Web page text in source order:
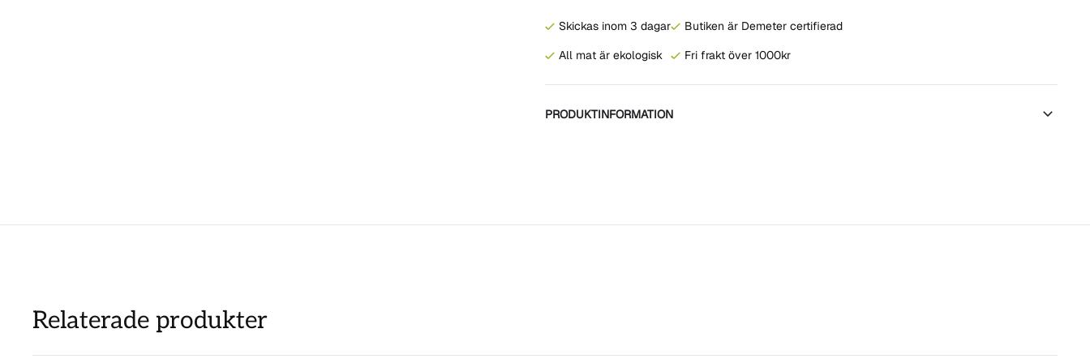
Skickas inom 3 dagar
All mat är ekologisk
Butiken är Demeter certifierad
Fri frakt över 1000kr
PRODUKTINFORMATION
Relaterade produkter